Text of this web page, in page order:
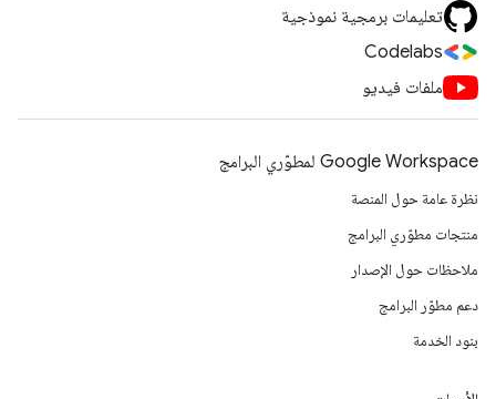
تعليمات برمجية نموذجية
Codelabs
ملفات فيديو
Google Workspace لمطوّري البرامج
نظرة عامة حول المنصة
منتجات مطوّري البرامج
ملاحظات حول الإصدار
دعم مطوّر البرامج
بنود الخدمة